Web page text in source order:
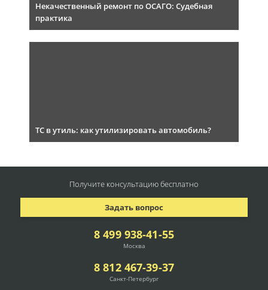
Некачественный ремонт по ОСАГО: Судебная
практика
ТС в утиль: как утилизировать автомобиль?
8 499 938-41-55
Москва
8 812 467-39-37
Санкт-Петербург
Задать вопрос
Получите консультациюбесплатно